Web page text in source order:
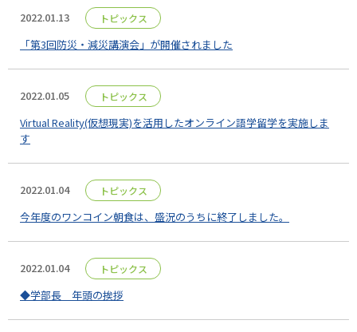
2022.01.13 トピックス
「第3回防災・減災講演会」が開催されました
2022.01.05 トピックス
Virtual Reality(仮想現実)を活用したオンライン語学留学を実施しま
す
2022.01.04 トピックス
今年度のワンコイン朝食は、盛況のうちに終了しました。
2022.01.04 トピックス
◆学部長 年頭の挨拶